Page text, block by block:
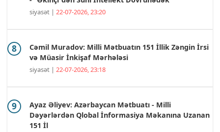
siyasət | 22-07-2026, 23:20
Cəmil Muradov: Milli Mətbuatın 151 İllik Zəngin İrsi
və Müasir İnkişaf Mərhələsi
siyasət | 22-07-2026, 23:18
Ayaz Əliyev: Azərbaycan Mətbuatı - Milli
Dəyərlərdən Qlobal İnformasiya Məkanına Uzanan
151 İl